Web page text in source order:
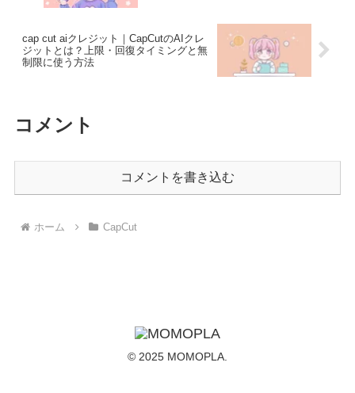
cap cut aiクレジット｜CapCutのAIクレ
ジットとは？上限・回復タイミングと無
制限に使う方法
コメント
コメントを書き込む
ホーム CapCut
© 2025 MOMOPLA.